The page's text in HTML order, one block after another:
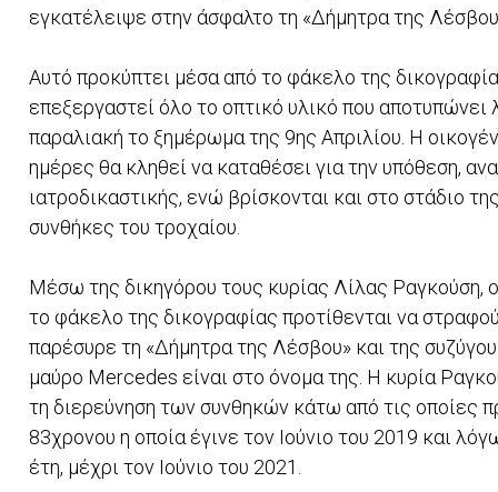
εγκατέλειψε στην άσφαλτο τη «Δήμητρα της
Αυτό προκύπτει μέσα από το φάκελο της
επεξεργαστεί όλο το οπτικό υλικό που
παραλιακή το ξημέρωμα της 9ης Απριλίου. Η
ημέρες θα κληθεί να καταθέσει για την υπόθεση,
ιατροδικαστικής, ενώ βρίσκονται και στο στάδιο
συνθήκες του τροχαίου.
Μέσω της δικηγόρου τους κυρίας Λίλας Ραγκούση,
το φάκελο της δικογραφίας προτίθενται να
παρέσυρε τη «Δήμητρα της Λέσβου» και της
μαύρο Mercedes είναι στο όνομα της. Η κυρία
τη διερεύνηση των συνθηκών κάτω από τις οποίες
83χρονου η οποία έγινε τον Ιούνιο του 2019 και
έτη, μέχρι τον Ιούνιο του 2021.